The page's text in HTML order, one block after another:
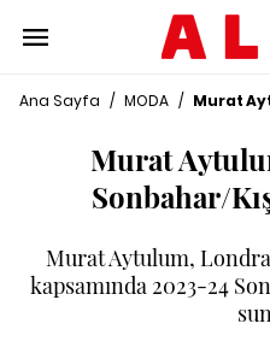
Ana Sayfa / MODA / Murat
Murat
Sonbahar/
Murat Aytulum,
kapsamında 2023-24